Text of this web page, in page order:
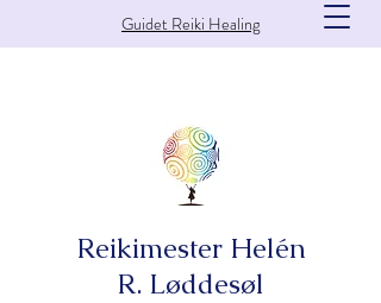
Guidet Reiki Healing
Reikimester Helén
R. Løddesøl